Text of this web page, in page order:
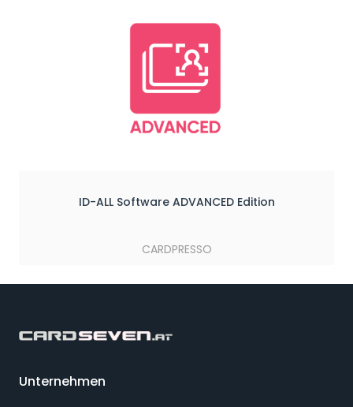
ID-ALL Software ADVANCED Edition
CARDPRESSO
Unternehmen